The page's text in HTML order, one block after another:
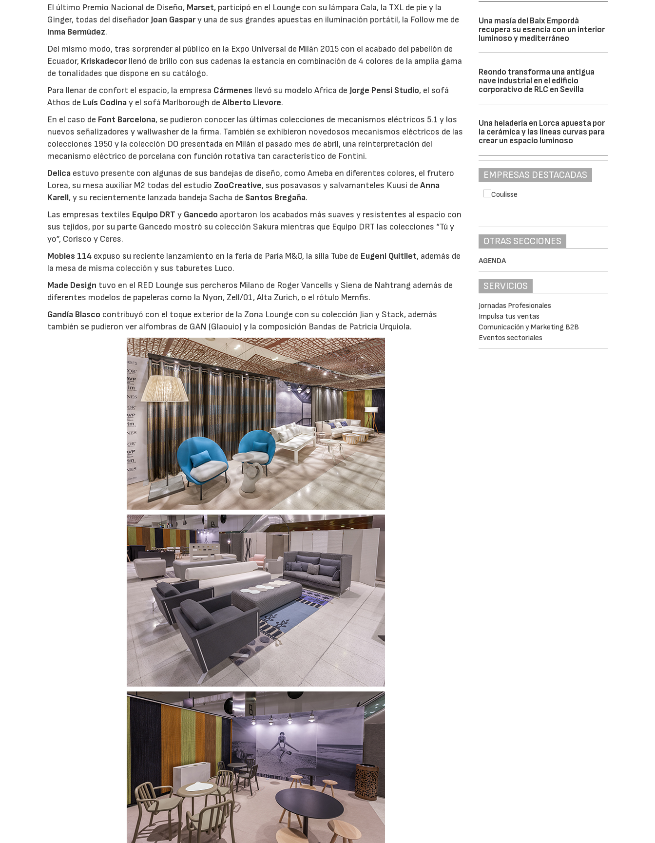
El último Premio Nacional de Diseño, Marset, participó en el Lounge con su lámpara Cala, la TXL de pie y la
Ginger, todas del diseñadorJoan Gaspary una de sus grandes apuestas en iluminación portátil, la Follow me de
Inma Bermúdez.
Del mismo modo, tras sorprender al público en la Expo Universal de Milán 2015 con el acabado del pabellón de
Ecuador, Kriskadecorllenó de brillo con sus cadenas la estancia en combinación de 4 colores de la amplia gama
de tonalidades que dispone en su catálogo.
Para llenar de confort el espacio, la empresa Cármenes llevó su modelo Africa deJorge Pensi Studio, el sofá
Athos de Luís Codinay el sofá Marlborough deAlberto Lievore.
En el caso de Font Barcelona, se pudieron conocer las últimas colecciones de mecanismos eléctricos 5.1 y los
nuevos señalizadores y wallwasher de la firma. También se exhibieron novedosos mecanismos eléctricos de las
colecciones 1950 y la colección DO presentada en Milán el pasado mes de abril, una reinterpretación del
mecanismo eléctrico de porcelana con función rotativa tan característico de Fontini.
Delica estuvo presente con algunas de sus bandejas de diseño, como Ameba en diferentes colores, el frutero
Lorea, su mesa auxiliar M2 todas del estudioZooCreative, sus posavasos y salvamanteles Kuusi deAnna
Karell, y su recientemente lanzada bandeja Sacha de Santos Bregaña.
Las empresas textiles Equipo DRT y Gancedo aportaron los acabados más suaves y resistentes al espacio con
sus tejidos, por su parte Gancedo mostró su colección Sakura mientras que Equipo DRT las colecciones “Tú y
yo”, Corisco y Ceres.
Mobles 114 expuso su reciente lanzamiento en la feria de Paría M&O, la silla Tube de Eugeni Quitllet, además de
la mesa de misma colección y sus taburetes Luco.
Made Design tuvo en el RED Lounge sus percheros Milano de Roger Vancells y Siena de Nahtrang además de
diferentes modelos de papeleras como la Nyon, Zell/01, Alta Zurich, o el rótulo Memfis.
Gandía Blasco contribuyó con el toque exterior de la Zona Lounge con su colección Jian y Stack, además
también se pudieron ver alfombras de GAN (Glaouio) y la composición Bandas de Patricia Urquiola.
Una masía del Baix Empordà
recupera su esencia con un interior
luminoso y mediterráneo
Reondo transforma una antigua
nave industrial en el edificio
corporativo de RLC en Sevilla
Una heladería en Lorca apuesta por
la cerámica y las líneas curvas para
crear un espacio luminoso
EMPRESAS DESTACADAS
OTRAS SECCIONES
AGENDA
SERVICIOS
Jornadas Profesionales
Impulsa tus ventas
Comunicación y Marketing B2B
Eventos sectoriales